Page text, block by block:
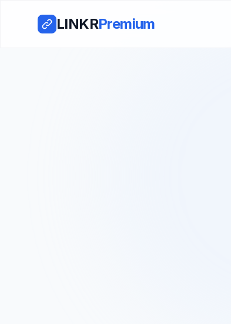
LINKRPremium